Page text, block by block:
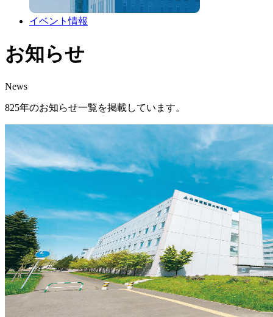
イベント情報
お知らせ
News
825年のお知らせ一覧を掲載しています。